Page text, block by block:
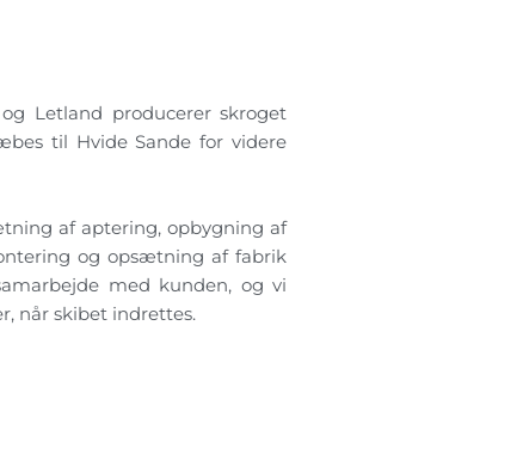
Letland producerer skroget
til Hvide Sande for videre
af aptering, opbygning af
og opsætning af fabrik
med kunden, og vi
når skibet indrettes.